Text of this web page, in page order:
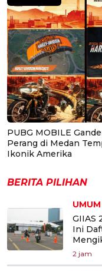
PUBG MOBILE
Perang di Medan
Ikonik Amerika
BERITA PILIHAN
UMUM
GIIAS
Ini
2 jam